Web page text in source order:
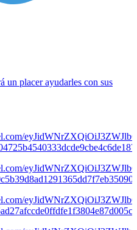
un placer ayudarles con sus